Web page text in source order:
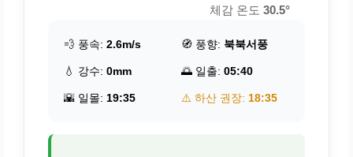
체감 온도 30.5°
💨 풍속: 2.6m/s 🧭 풍향: 북북서풍
💧 강수: 0mm 🌅 일출: 05:40
🌇 일몰: 19:35 ⚠️ 하산 권장: 18:35